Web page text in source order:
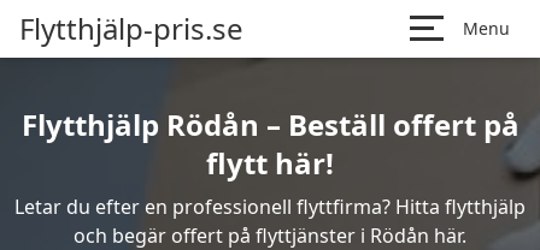
Flytthjälp-pris.se Menu
Flytthjälp Rödån – Beställ offert på
flytt här!
Letar du efter en professionell flyttfirma? Hitta flytthjälp
och begär offert på flyttjänster i Rödån här.